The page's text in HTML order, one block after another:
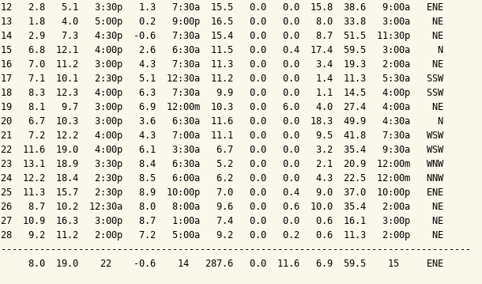
12   2.8   5.1   3:30p   1.3   7:30a  15.5   0.0   0.0  15.8  38.6   9:00a   ENE
13   1.8   4.0   5:00p   0.2   9:00p  16.5   0.0   0.0   8.0  33.8   3:00a    NE
14   2.9   7.3   4:30p  -0.6   7:30a  15.4   0.0   0.0   8.7  51.5  11:30p    NE
15   6.8  12.1   4:00p   2.6   6:30a  11.5   0.0   0.4  17.4  59.5   3:00a     N
16   7.0  11.2   3:00p   4.3   7:30a  11.3   0.0   0.0   3.4  19.3   2:00a    NE
17   7.1  10.1   2:30p   5.1  12:30a  11.2   0.0   0.0   1.4  11.3   5:30a   SSW
18   8.3  12.3   4:00p   6.3   7:30a   9.9   0.0   0.0   1.1  14.5   4:00p   SSW
19   8.1   9.7   3:00p   6.9  12:00m  10.3   0.0   6.0   4.0  27.4   4:00a    NE
20   6.7  10.3   3:00p   3.6   6:30a  11.6   0.0   0.0  18.3  49.9   4:30a     N
21   7.2  12.2   4:00p   4.3   7:00a  11.1   0.0   0.0   9.5  41.8   7:30a   WSW
22  11.6  19.0   4:00p   6.1   3:30a   6.7   0.0   0.0   3.2  35.4   9:30a   WSW
23  13.1  18.9   3:30p   8.4   6:30a   5.2   0.0   0.0   2.1  20.9  12:00m   WNW
24  12.2  18.4   2:30p   8.5   6:00a   6.2   0.0   0.0   4.3  22.5  12:00m   NNW
25  11.3  15.7   2:30p   8.9  10:00p   7.0   0.0   0.4   9.0  37.0  10:00p   ENE
26   8.7  10.2  12:30a   8.0   8:00a   9.6   0.0   0.6  10.0  35.4   2:00a    NE
27  10.9  16.3   3:00p   8.7   1:00a   7.4   0.0   0.0   0.6  16.1   3:00p    NE
28   9.2  11.2   2:00p   7.2   5:00a   9.2   0.0   0.2   0.6  11.3   2:00p    NE
-------------------------------------------------------------------------------------
     8.0  19.0    22    -0.6    14   287.6   0.0  11.6   6.9  59.5    15     ENE